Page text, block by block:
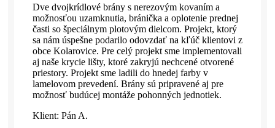
Dve dvojkrídlové brány s nerezovým kovaním a
možnosťou uzamknutia, bránička a oplotenie prednej
časti so špeciálnym plotovým dielcom. Projekt, ktorý
sa nám úspešne podarilo odovzdať na kľúč klientovi z
obce Kolarovice. Pre celý projekt sme implementovali
aj naše krycie lišty, ktoré zakryjú nechcené otvorené
priestory. Projekt sme ladili do hnedej farby v
lamelovom prevedení. Brány sú pripravené aj pre
možnosť budúcej montáže pohonných jednotiek.
Klient: Pán A.